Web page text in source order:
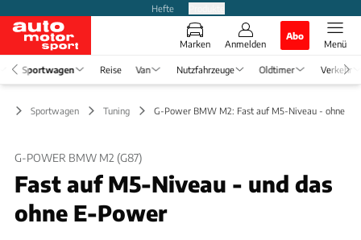
Hefte
Marken Anmelden
Abo
Menü
Sportwagen Reise Van Nutzfahrzeuge Oldtimer Verkehr
Sportwagen Tuning G-Power BMW M2: Fast auf M5-Niveau - ohne E-
G-POWER BMW M2 (G87)
Fast auf M5-Niveau - und das
ohne E-Power